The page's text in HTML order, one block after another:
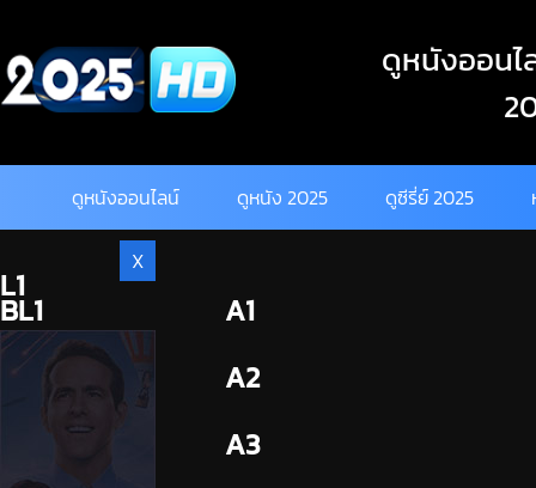
content
ดูหนังออนไ
ดูหนังออนไลน์ ดูหนัง 2025 ดูซีรี่ย์ 2025
BL1
A1
A2
A3
X
L1